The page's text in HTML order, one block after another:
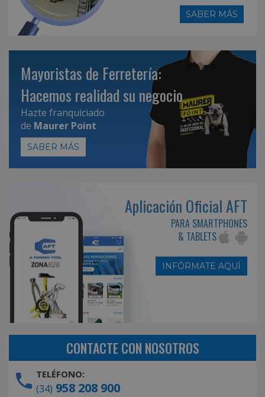
SABER MÁS
Mayoristas de Ferretería:
Hacemos realidad su negocio
Hazte franquiciado
de Maurer Point
SABER MÁS
Aplicación Oficial AFT
PARA SMARTPHONES
& TABLETS
INFÓRMATE AQUÍ
CONTACTE CON NOSOTROS
TELÉFONO:
(34) 958 208 900